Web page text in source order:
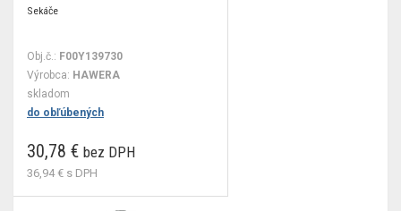
Sekáče
Obj.č.: F00Y139730
Výrobca: HAWERA
skladom
do obľúbených
30,78 € bez DPH
36,94 € s DPH